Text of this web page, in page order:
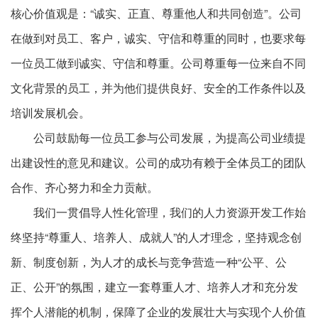
核心价值观是：“诚实、正直、尊重他人和共同创造”。公司
在做到对员工、客户，诚实、守信和尊重的同时，也要求每
一位员工做到诚实、守信和尊重。公司尊重每一位来自不同
文化背景的员工，并为他们提供良好、安全的工作条件以及
培训发展机会。
公司鼓励每一位员工参与公司发展，为提高公司业绩提
出建设性的意见和建议。公司的成功有赖于全体员工的团队
合作、齐心努力和全力贡献。
我们一贯倡导人性化管理，我们的人力资源开发工作始
终坚持“尊重人、培养人、成就人”的人才理念，坚持观念创
新、制度创新，为人才的成长与竞争营造一种“公平、公
正、公开”的氛围，建立一套尊重人才、培养人才和充分发
挥个人潜能的机制，保障了企业的发展壮大与实现个人价值